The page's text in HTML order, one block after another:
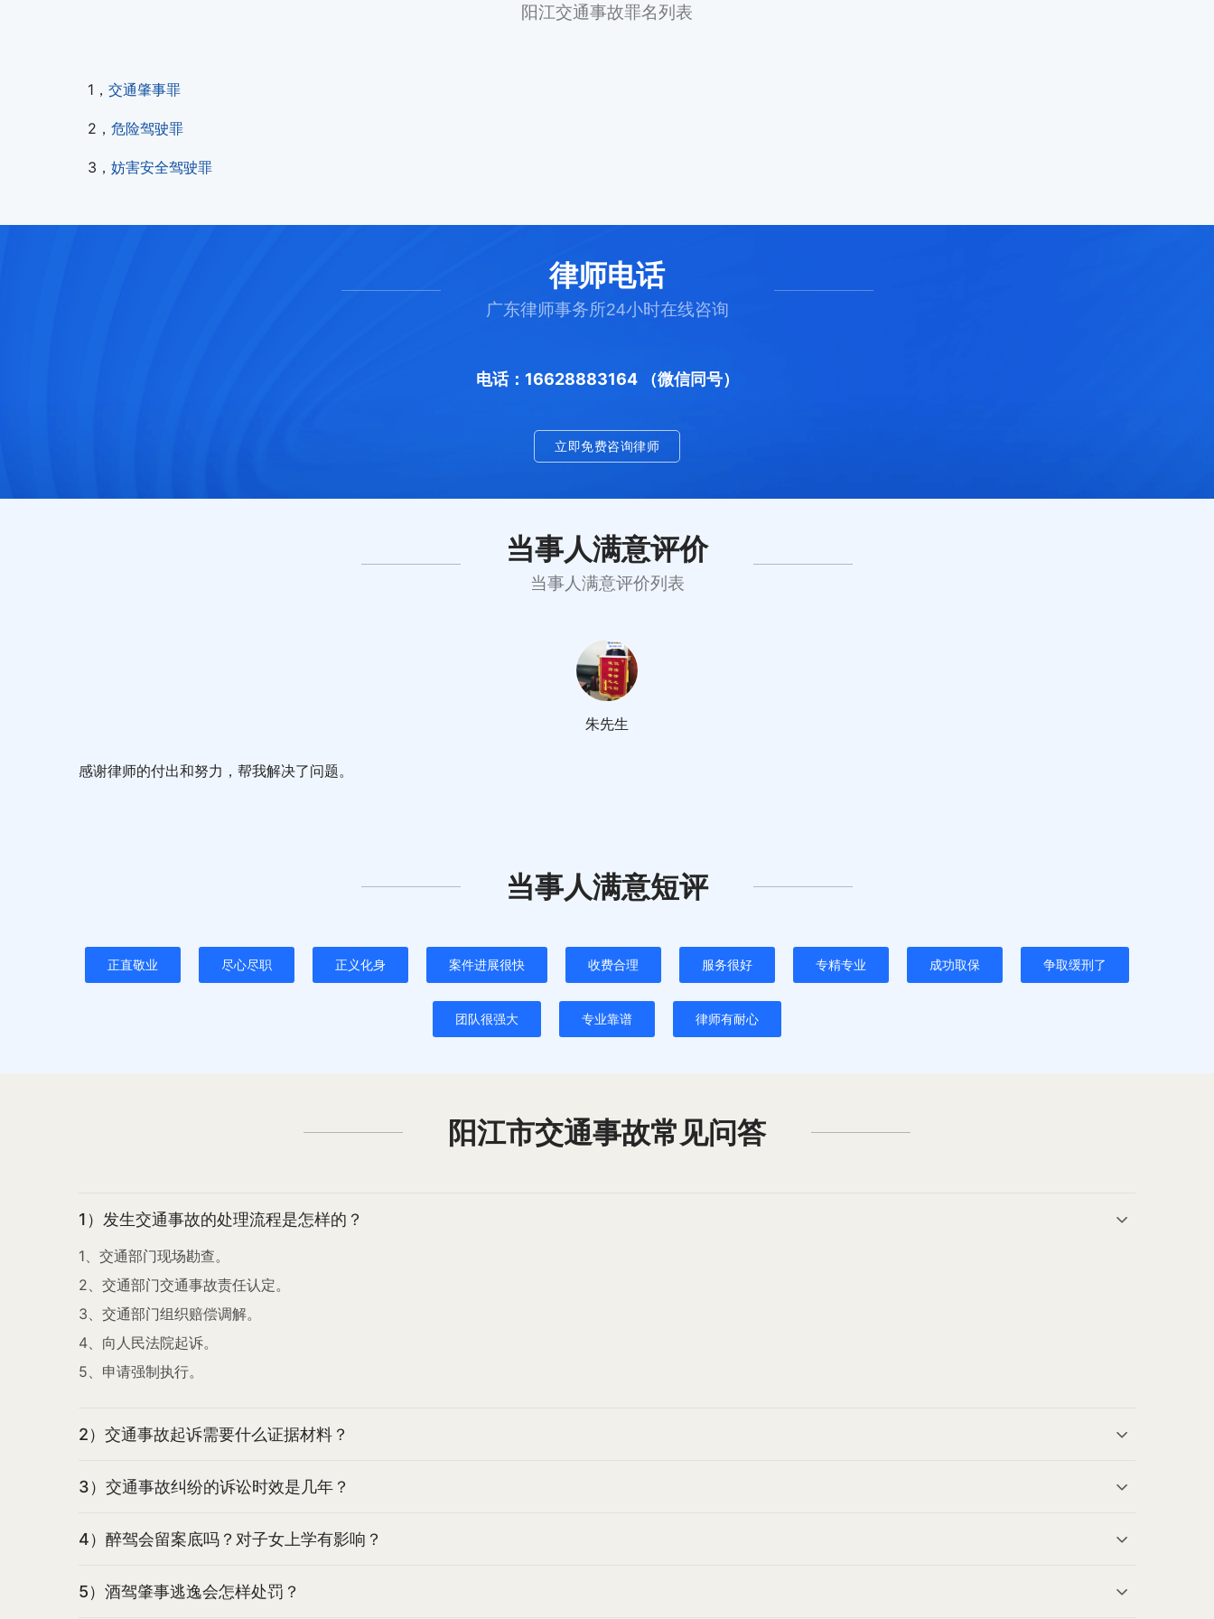
阳江交通事故罪名列表
1， 交通肇事罪
2， 危险驾驶罪
3， 妨害安全驾驶罪
律师电话
广东律师事务所24小时在线咨询
电话：16628883164 （微信同号）
立即免费咨询律师
当事人满意评价
当事人满意评价列表
感谢律师的付出和努力，帮我解决了问题。
朱先生
当事人满意短评
正直敬业 尽心尽职 正义化身 案件进展很快 收费合理 服务很好 专精专业 成功取保 争取缓刑了
团队很强大 专业靠谱 律师有耐心
阳江市交通事故常见问答
1）发生交通事故的处理流程是怎样的？
1、交通部门现场勘查。
2、交通部门交通事故责任认定。
3、交通部门组织赔偿调解。
4、向人民法院起诉。
5、申请强制执行。
2）交通事故起诉需要什么证据材料？
3）交通事故纠纷的诉讼时效是几年？
4）醉驾会留案底吗？对子女上学有影响？
5）酒驾肇事逃逸会怎样处罚？